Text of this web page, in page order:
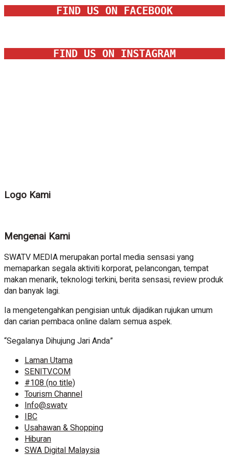
FIND US ON FACEBOOK
FIND US ON INSTAGRAM
Logo Kami
Mengenai Kami
SWATV MEDIA merupakan portal media sensasi yang
memaparkan segala aktiviti korporat, pelancongan, tempat
makan menarik, teknologi terkini, berita sensasi, review produk
dan banyak lagi.
Ia mengetengahkan pengisian untuk dijadikan rujukan umum
dan carian pembaca online dalam semua aspek.
“Segalanya Dihujung Jari Anda”
Laman Utama
SENITV.COM
#108 (no title)
Tourism Channel
Info@swatv
IBC
Usahawan & Shopping
Hiburan
SWA Digital Malaysia